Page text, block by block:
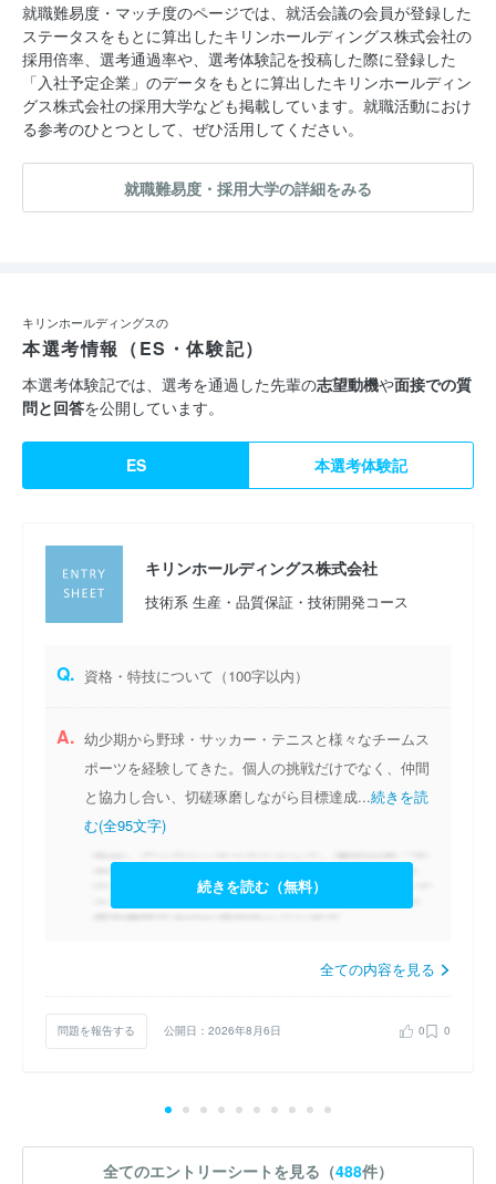
就職難易度・マッチ度のページでは、就活会議の会員が登録した
ステータスをもとに算出したキリンホールディングス株式会社の
採用倍率、選考通過率や、選考体験記を投稿した際に登録した
「入社予定企業」のデータをもとに算出したキリンホールディン
グス株式会社の採用大学なども掲載しています。就職活動におけ
る参考のひとつとして、ぜひ活用してください。
就職難易度・採用大学の詳細をみる
キリンホールディングスの
本選考情報（ES・体験記）
本選考体験記では、選考を通過した先輩の志望動機や面接での質
問と回答を公開しています。
ES 本選考体験記
キリンホールディングス株式会社
技術系 生産・品質保証・技術開発コース
Q. 資格・特技について（100字以内）
A. 幼少期から野球・サッカー・テニスと様々なチームス
ポーツを経験してきた。個人の挑戦だけでなく、仲間
と協力し合い、切磋琢磨しながら目標達成...続きを読
む(全95文字)
続きを読む（無料）
全ての内容を見る
問題を報告する 公開日：2026年8月6日 0 0
全てのエントリーシートを見る（488件）